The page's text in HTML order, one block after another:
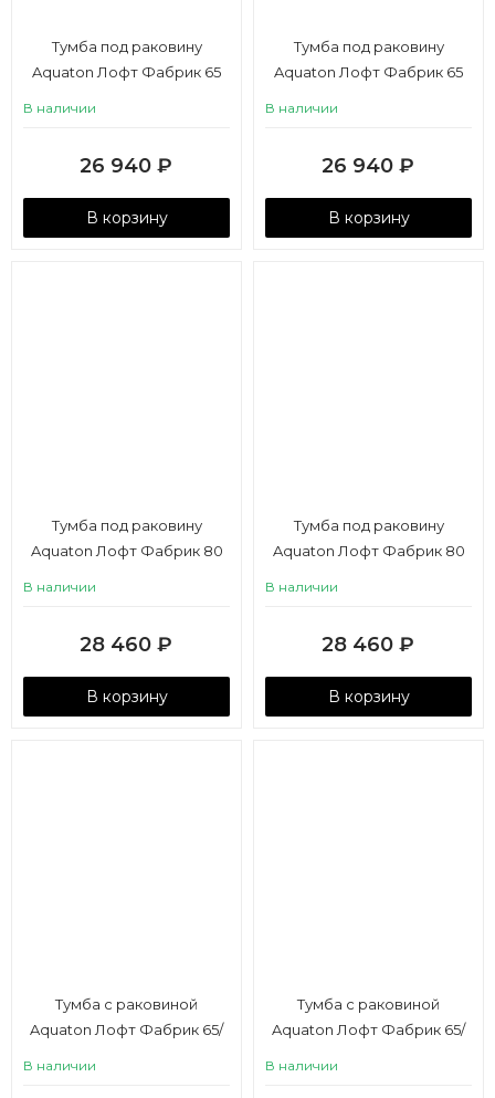
Тумба под раковину
Aquaton Лофт Фабрик 65
В наличии
26 940 ₽
В корзину
Тумба под раковину
Aquaton Лофт Фабрик 65
В наличии
26 940 ₽
В корзину
Тумба под раковину
Aquaton Лофт Фабрик 80
В наличии
28 460 ₽
В корзину
Тумба под раковину
Aquaton Лофт Фабрик 80
В наличии
28 460 ₽
В корзину
Тумба с раковиной
Aquaton Лофт Фабрик 65/
В наличии
Тумба с раковиной
Aquaton Лофт Фабрик 65/
В наличии